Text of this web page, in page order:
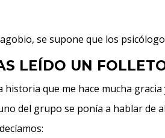
se supone que los
LEÍDO UN
historia que me hace mucha
del grupo se ponía a hablar de